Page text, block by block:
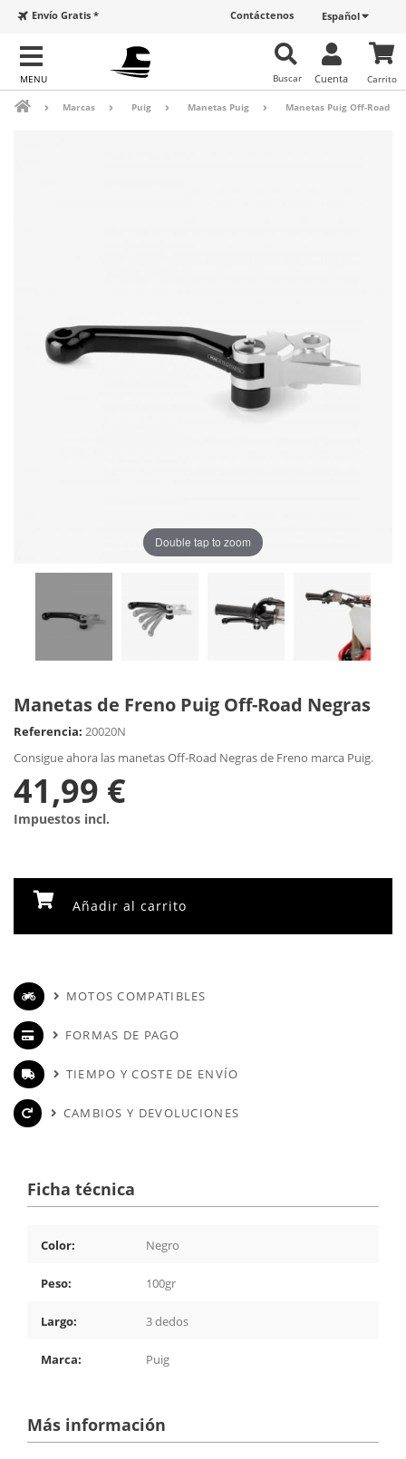
Español
Contáctenos
Envío Gratis *
Carrito
Cuenta
Buscar
Marcas Puig Manetas Puig Manetas Puig Off-Road
Double tap to zoom
Manetas de Freno Puig Off-Road Negras
Referencia: 20020N
Consigue ahora las manetas Off-Road Negras de Freno marca Puig.
41,99 €
Impuestos incl.
Añadir al carrito
MOTOS COMPATIBLES
FORMAS DE PAGO
TIEMPO Y COSTE DE ENVÍO
CAMBIOS Y DEVOLUCIONES
Ficha técnica
Color: Negro
Peso: 100gr
Largo: 3 dedos
Marca: Puig
Más información